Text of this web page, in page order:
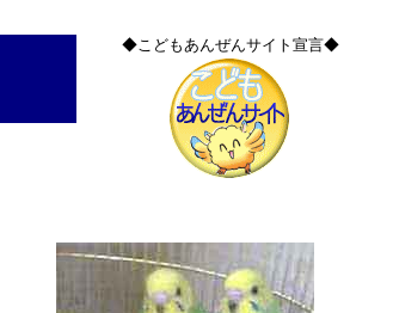
◆こどもあんぜんサイト宣言◆